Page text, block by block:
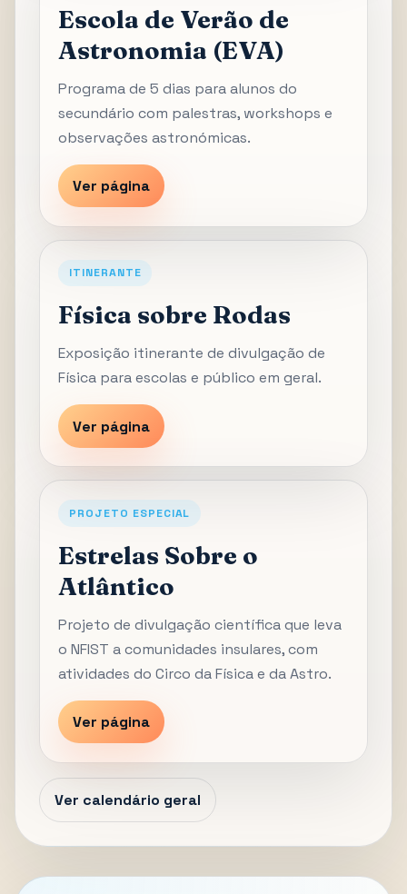
Escola de Verão de
Astronomia (EVA)
Programa de 5 dias para alunos do
secundário com palestras, workshops e
observações astronómicas.
Ver página
ITINERANTE
Física sobre Rodas
Exposição itinerante de divulgação de
Física para escolas e público em geral.
Ver página
PROJETO ESPECIAL
Estrelas Sobre o
Atlântico
Projeto de divulgação científica que leva
o NFIST a comunidades insulares, com
atividades do Circo da Física e da Astro.
Ver página
Ver calendário geral